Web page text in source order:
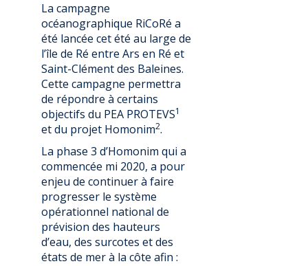
La campagne
océanographique RiCoRé a
été lancée cet été au large de
l’île de Ré entre Ars en Ré et
Saint-Clément des Baleines.
Cette campagne permettra
de répondre à certains
objectifs du PEA PROTEVS1
et du projet Homonim2.
La phase 3 d’Homonim qui a
commencée mi 2020, a pour
enjeu de continuer à faire
progresser le système
opérationnel national de
prévision des hauteurs
d’eau, des surcotes et des
états de mer à la côte afin :